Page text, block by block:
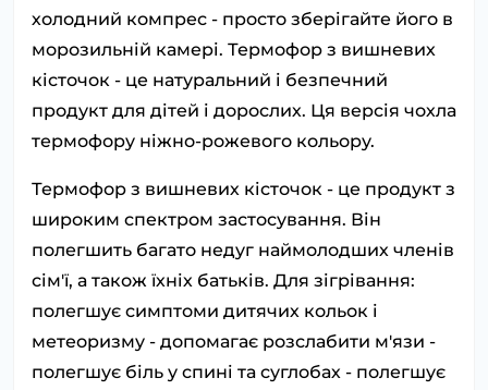
холодний компрес - просто зберігайте його в
морозильній камері. Термофор з вишневих
кісточок - це натуральний і безпечний
продукт для дітей і дорослих. Ця версія чохла
термофору ніжно-рожевого кольору.
Термофор з вишневих кісточок - це продукт з
широким спектром застосування. Він
полегшить багато недуг наймолодших членів
сім'ї, а також їхніх батьків. Для зігрівання:
полегшує симптоми дитячих кольок і
метеоризму - допомагає розслабити м'язи -
полегшує біль у спині та суглобах - полегшує